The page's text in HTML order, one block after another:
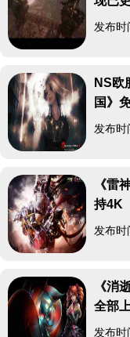
发布
NS欧
国》
发布
《雷
持4K
发布
《消
全部
发布